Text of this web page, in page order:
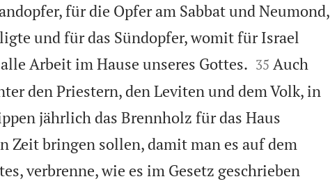
für die Opfer am Sabbat und Neumond,
und für das Sündopfer, womit für Israel
Arbeit im Hause unseres Gottes.
35 Auch
den Priestern, den Leviten und dem Volk, in
jährlich das Brennholz für das Haus
Zeit bringen sollen, damit man es auf dem
verbrenne, wie es im Gesetz geschrieben